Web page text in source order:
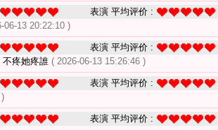
表演 平均评价 :
06-13 20:22:10 )
表演 平均评价 :
疼她疼誰 ( 2026-06-13 15:26:46 )
表演 平均评价 :
表演 平均评价 :